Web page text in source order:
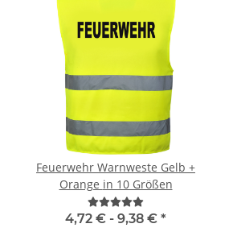
Feuerwehr Warnweste Gelb +
Orange in 10 Größen
4,72 € - 9,38 € *